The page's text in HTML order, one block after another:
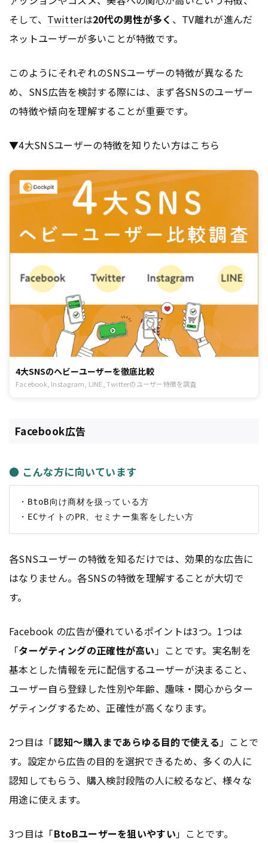
そして、 Twitterは20代の男性が多く 、TV離れが進んだ
ネットユーザーが多いことが特徴です。
このようにそれぞれのSNSユーザーの特徴が異なるた
め、SNS広告を検討する際には、まず各SNSのユーザー
の特徴や傾向を理解することが重要です。
▼4大SNSユーザーの特徴を知りたい方はこちら
4大SNSのヘビーユーザーを徹底比較
Facebook, Instagram, LINE, Twitterのユーザー特徴を調査
Facebook広告
● こんな方に向いています
・BtoB向け商材を扱っている方
各SNSユーザーの特徴を知るだけでは、効果的な広告に
はなりません。各SNSの特徴を理解することが大切で
す。
Facebook の広告が優れているポイントは3つ。1つは
「ターゲティングの正確性が高い 」ことです。実名制を
基本とした情報を元に配信するユーザーが決まること、
ユーザー自ら登録した性別や年齢、趣味・関心からター
ゲティングするため、正確性が高くなります。
2つ目は「認知～購入まであらゆる目的で使える 」ことで
す。設定から広告の目的を選択できるため、多くの人に
認知してもらう、購入検討段階の人に絞るなど、様々な
用途に使えます。
3つ目は「BtoBユーザーを狙いやすい 」ことです。